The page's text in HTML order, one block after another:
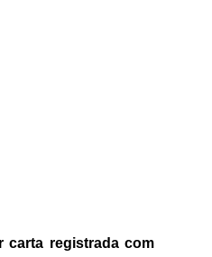
carta registrada com